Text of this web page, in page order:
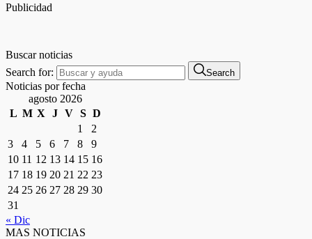
Publicidad
Buscar noticias
Search for:
Search
Noticias por fecha
agosto 2026
L M X J V S D
1
2
3
4 5 6 7 8
9
10 11 12 13 14 15 16
17 18 19 20 21 22 23
24 25 26 27 28 29 30
31
« Dic
MAS NOTICIAS